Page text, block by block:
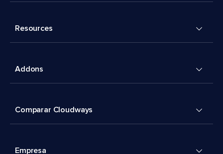
Resources
Addons
Comparar Cloudways
Empresa